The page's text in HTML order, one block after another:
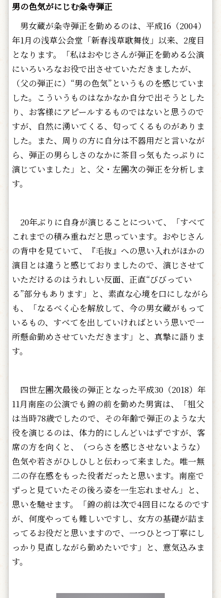
男の色気がにじむ粂寺弾正
男女蔵が粂寺弾正を勤めるのは、平成16（2004）
年1月の浅草公会堂「新春浅草歌舞伎」以来、2度目
となります。「私はおやじさんが弾正を勤める公演
にいろいろなお役で出させていただきましたが、
（父の弾正に）“男の色気”というものを感じていま
した。こういうものはなかなか自分で出そうとした
り、お客様にアピールするものではないと思うので
すが、自然に湧いてくる、匂ってくるものがありま
した。また、周りの方に自分は不器用だと言いなが
ら、弾正の男らしさのなかに茶目っ気もたっぷりに
演じていました」と、父・左團次の弾正を分析しま
す。
20年ぶりに自身が演じることについて、「すべて
これまでの積み重ねだと思っています。おやじさん
の背中を見ていて、『毛抜』への思い入れがほかの
演目とは違うと感じておりましたので、演じさせて
いただけるのはうれしい反面、正直“びびってい
る”部分もあります」と、素直な心境を口にしながら
も、「なるべく心を解放して、今の男女蔵がもって
いるもの、すべてを出していければという思いで一
所懸命勤めさせていただきます」と、真摯に語りま
す。
四世左團次最後の弾正となった平成30（2018）年
11月南座の公演でも錦の前を勤めた男寅は、「祖父
は当時78歳でしたので、その年齢で弾正のような大
役を演じるのは、体力的にしんどいはずですが、客
席の方を向くと、（つらさを感じさせないような）
色気や若さがひしひしと伝わって来ました。唯一無
二の存在感をもった役者だったと思います。南座で
ずっと見ていたその後ろ姿を一生忘れません」と、
思いを馳せます。「錦の前は次で4回目になるのです
が、何度やっても難しいですし、女方の基礎が詰ま
ってるお役だと思いますので、一つひとつ丁寧にし
っかり見直しながら勤めたいです」と、意気込みま
す。